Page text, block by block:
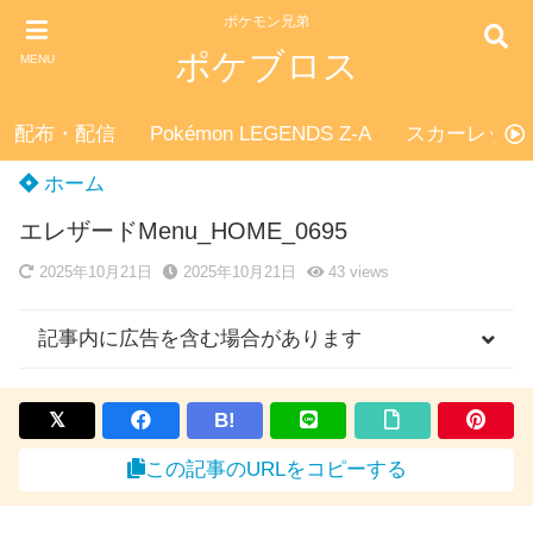
MENU
ポケモン兄弟
ポケブロス
配布・配信 Pokémon LEGENDS Z-A スカーレッ
ホーム
エレザードMenu_HOME_0695
2025年10月21日 2025年10月21日 43views
記事内に広告を含む場合があります
B!
この記事のURLをコピーする